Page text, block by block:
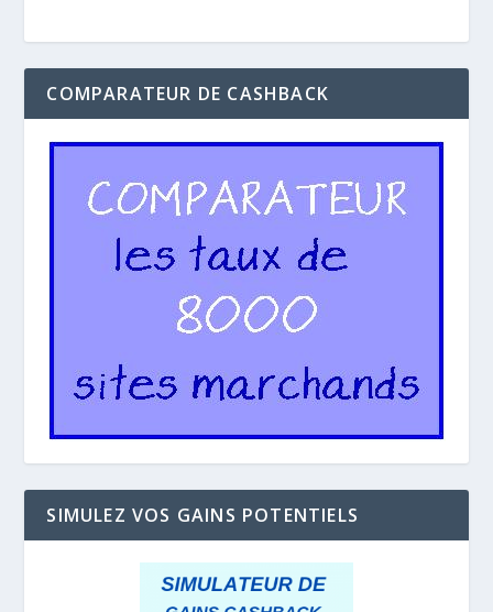
COMPARATEUR DE CASHBACK
SIMULEZ VOS GAINS POTENTIELS